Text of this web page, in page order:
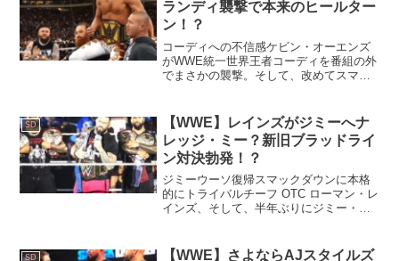
ランディ襲撃で本来のヒールター
ン！？
コーディへの不信感ケビン・オーエンズ
がWWE統一世界王者コーディを番組の外
でまさかの襲撃。そして、改めてスマッ
至。更には中立だったRKO ランディ・オ
ートンまで襲撃し、ケ...
SD
【WWE】レインズがジミーへナ
レッジ・ミー？新旧ブラッドライ
ン対決勃発！？
ジミーウーソ復帰スマックダウンに本格
的にトライバルチーフ OTC ローマン・レ
インズ、そして、半年ぶりにジミー・ウ
人に大歓声が浴びせられました。入場時
SD
【WWE】さよならAJスタイルズ